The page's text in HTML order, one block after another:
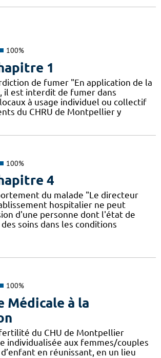
100%
1
de fumer "En application de la
il est interdit de fumer dans
à usage individuel ou collectif
du CHRU de Montpellier y
100%
4
du malade "Le directeur
hospitalier ne peut
d'une personne dont l'état de
soins dans les conditions
100%
Médicale à la
du CHU de Montpellier
individualisée aux femmes/couples
en réunissant, en un lieu